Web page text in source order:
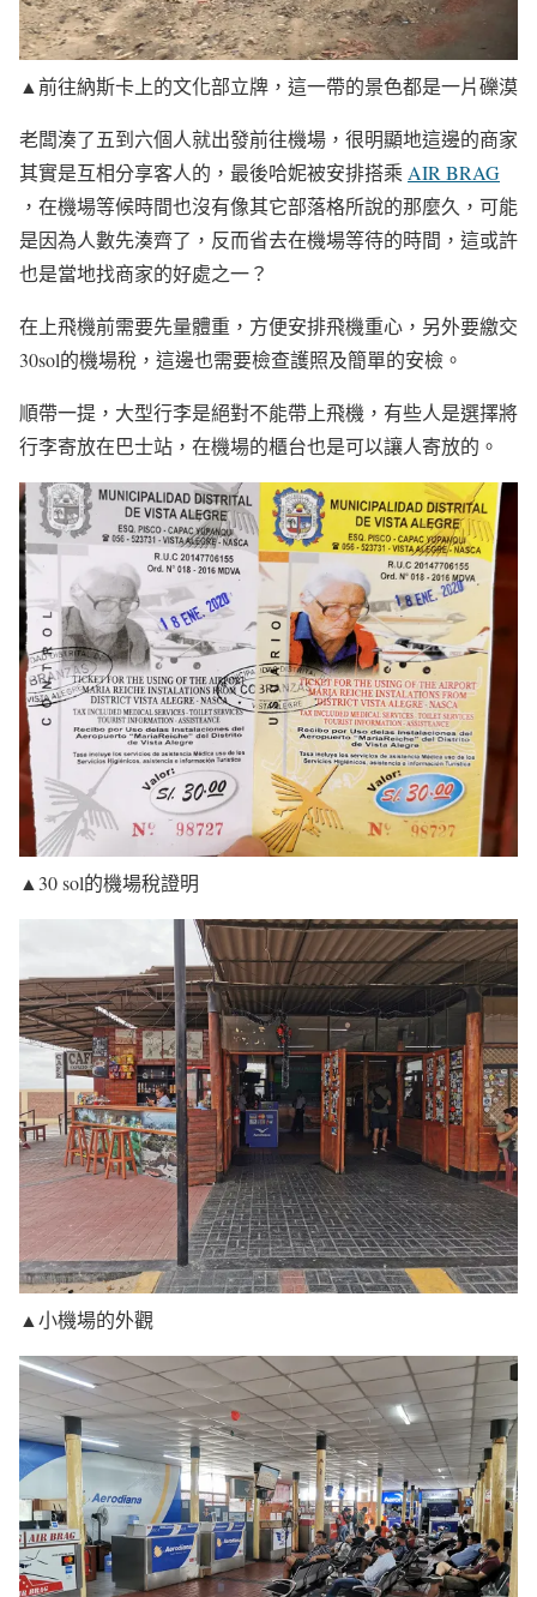
▲前往納斯卡上的文化部立牌，這一帶的景色都是一片礫漠
老闆湊了五到六個人就出發前往機場，很明顯地這邊的商家
其實是互相分享客人的，最後哈妮被安排搭乘 AIR BRAG
，在機場等候時間也沒有像其它部落格所說的那麼久，可能
是因為人數先湊齊了，反而省去在機場等待的時間，這或許
也是當地找商家的好處之一？
在上飛機前需要先量體重，方便安排飛機重心，另外要繳交
30sol的機場稅，這邊也需要檢查護照及簡單的安檢。
順帶一提，大型行李是絕對不能帶上飛機，有些人是選擇將
行李寄放在巴士站，在機場的櫃台也是可以讓人寄放的。
▲30 sol的機場稅證明
▲小機場的外觀